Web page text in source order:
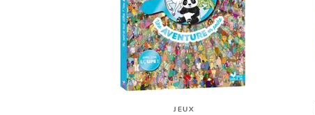
JEUX